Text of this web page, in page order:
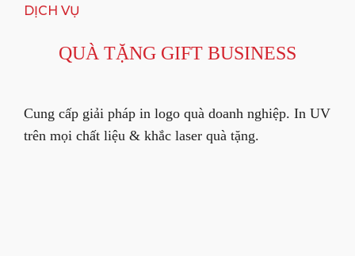
DỊCH VỤ
QUÀ TẶNG GIFT BUSINESS
Cung cấp giải pháp in logo quà doanh nghiệp. In UV
trên mọi chất liệu & khắc laser quà tặng.